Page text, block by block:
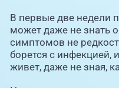
В первые две недели
может даже не знать
симптомов не
борется с инфекцией,
живет, даже не зная,